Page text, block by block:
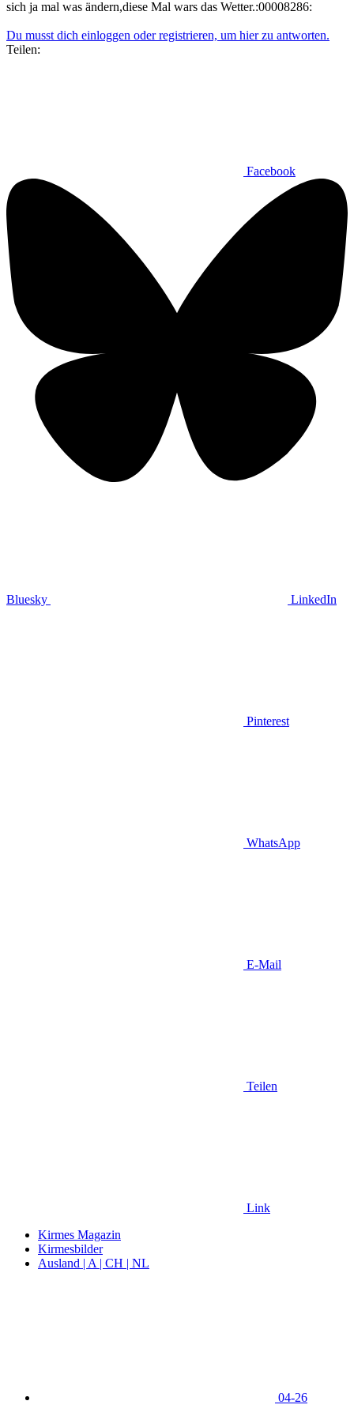
sich ja mal was ändern,diese Mal wars das Wetter.:00008286:
Du musst dich einloggen oder registrieren, um hier zu antworten.
Teilen:
Facebook
Bluesky LinkedIn
Pinterest
WhatsApp
E-Mail
Teilen
Link
Kirmes Magazin
Kirmesbilder
Ausland | A | CH | NL
04-26